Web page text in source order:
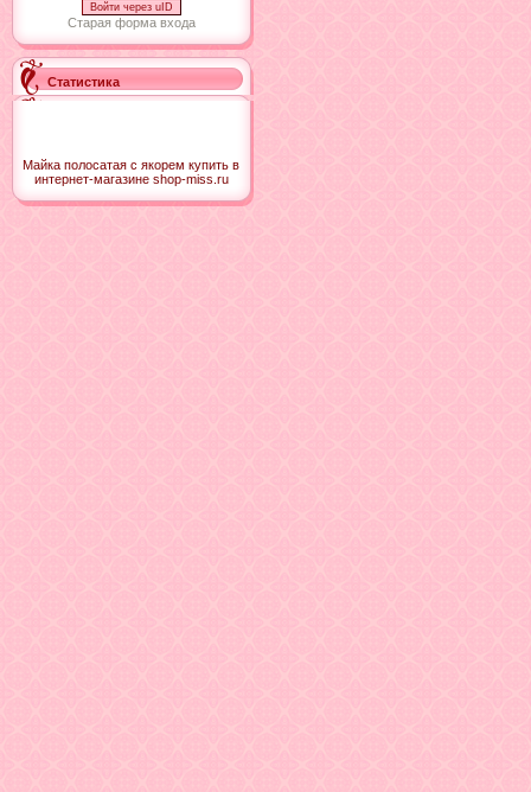
Войти через uID
Старая форма входа
Статистика
Майка полосатая с якорем купить в
интернет-магазине shop-miss.ru